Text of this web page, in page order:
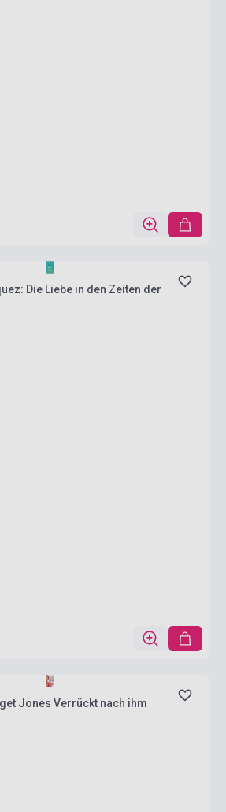
Die Liebe in den Zeiten der
Jones Verrückt nach ihm